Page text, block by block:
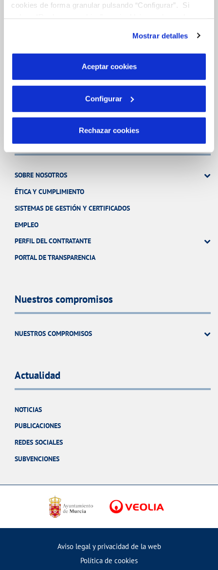
cookies de forma granular pulsando “Configurar”. Si
son indispensables para que el sitio web funcione y que
por tanto no se pueden desactivar. Puedes consultar
más información en nuestraPolítica de Cookies
Mostrar detalles
Aceptar cookies
Configurar
Rechazar cookies
CUIDADOS DEL AGUA
RED URBANA DE RIEGO
MANTENIMIENTO DE FUENTES PROPIAS
Conócenos
SOBRE NOSOTROS
ÉTICA Y CUMPLIMIENTO
SISTEMAS DE GESTIÓN Y CERTIFICADOS
EMPLEO
PERFIL DEL CONTRATANTE
PORTAL DE TRANSPARENCIA
Nuestros compromisos
NUESTROS COMPROMISOS
Actualidad
NOTICIAS
PUBLICACIONES
REDES SOCIALES
SUBVENCIONES
Aviso legal y privacidad de la web
Política de cookies